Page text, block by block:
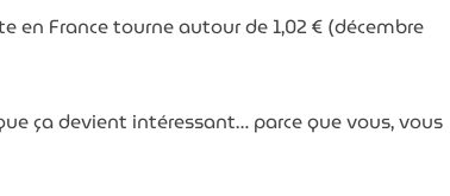
en France tourne autour de 1,02 € (décembre
ça devient intéressant… parce que vous, vous